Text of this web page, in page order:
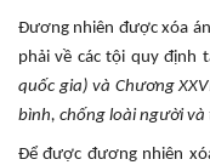
Đương nhiên được xóa
phải về các tội quy định
quốc gia) và Chương
bình, chống loài người
Để được đương nhiên